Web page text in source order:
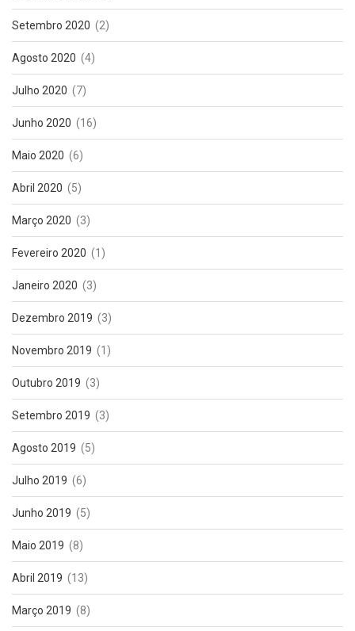
Setembro 2020 (2)
Agosto 2020 (4)
Julho 2020 (7)
Junho 2020 (16)
Maio 2020 (6)
Abril 2020 (5)
Março 2020 (3)
Fevereiro 2020 (1)
Janeiro 2020 (3)
Dezembro 2019 (3)
Novembro 2019 (1)
Outubro 2019 (3)
Setembro 2019 (3)
Agosto 2019 (5)
Julho 2019 (6)
Junho 2019 (5)
Maio 2019 (8)
Abril 2019 (13)
Março 2019 (8)